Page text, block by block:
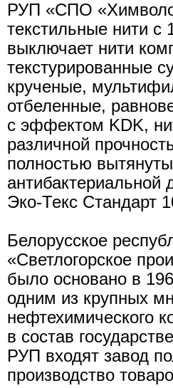
РУП «СПО
текстильные нити с
выключает нити
текстурированные
крученые,
отбеленные,
с эффектом KDK,
различной
полностью
антибактериальной
Эко-Текс Стандарт
Белорусское
«Светлогорское
было основано в
одним из крупных
нефтехимического
в состав
РУП входят завод
производство